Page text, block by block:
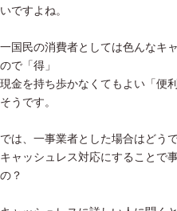
いですよね。
一国民の消費者としては色んなキ
ので「得」
現金を持ち歩かなくてもよい「便
そうです。
では、一事業者とした場合はどう
キャッシュレス対応にすることで
の？